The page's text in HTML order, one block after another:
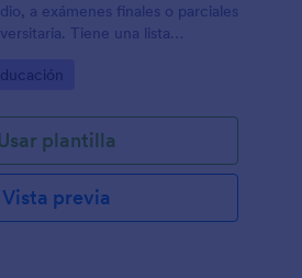
a exámenes finales o parciales
Tiene una lista
por año.
plantilla
Vista previa